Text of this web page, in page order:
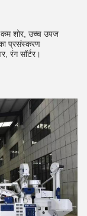
शोर, उच्च उपज
प्रसंस्करण
रंग सॉर्टर।